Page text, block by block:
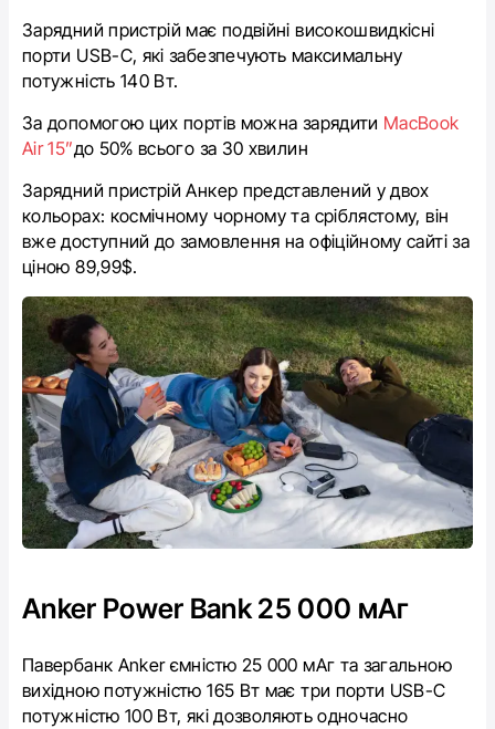
Зарядний пристрій має подвійні високошвидкісні
порти USB-C, які забезпечують максимальну
потужність 140 Вт.
За допомогою цих портів можна зарядити MacBook
Air 15”до 50% всього за 30 хвилин
Зарядний пристрій Анкер представлений у двох
кольорах: космічному чорному та сріблястому, він
вже доступний до замовлення на офіційному сайті за
ціною 89,99$.
Anker Power Bank 25 000 мАг
Павербанк Anker ємністю 25 000 мАг та загальною
вихідною потужністю 165 Вт має три порти USB-C
потужністю 100 Вт, які дозволяють одночасно